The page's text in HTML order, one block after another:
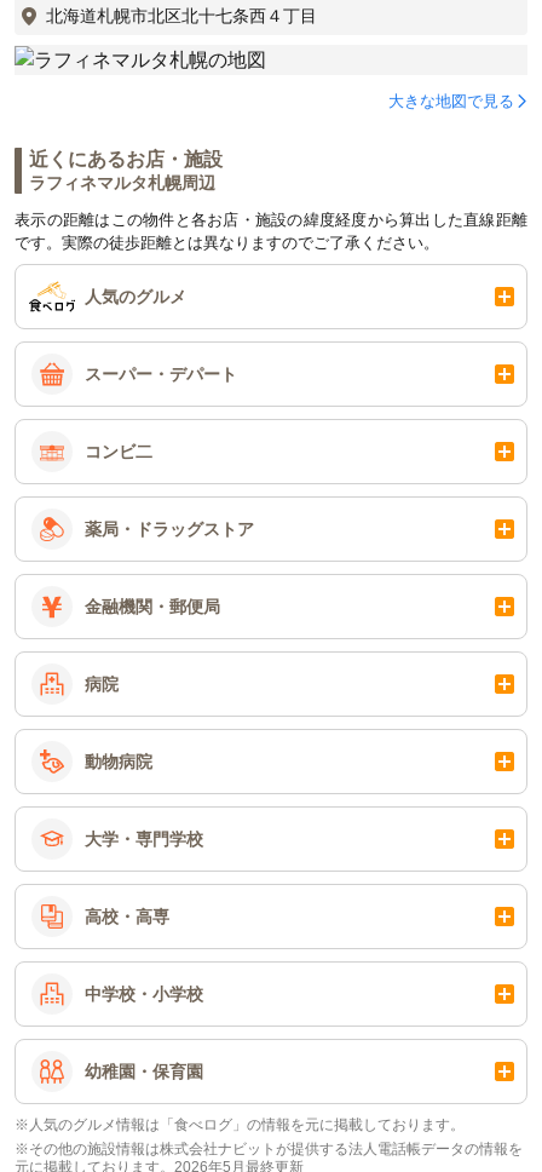
北海道札幌市北区北十七条西４丁目
大きな地図で見る
近くにあるお店・施設
ラフィネマルタ札幌周辺
表示の距離はこの物件と各お店・施設の緯度経度から算出した直線距離
です。実際の徒歩距離とは異なりますのでご了承ください。
人気のグルメ
スーパー・デパート
コンビ二
薬局・ドラッグストア
金融機関・郵便局
病院
動物病院
大学・専門学校
高校・高専
中学校・小学校
幼稚園・保育園
※人気のグルメ情報は「食べログ」の情報を元に掲載しております。
※その他の施設情報は株式会社ナビットが提供する法人電話帳データの情報を
元に掲載しております。2026年5月最終更新